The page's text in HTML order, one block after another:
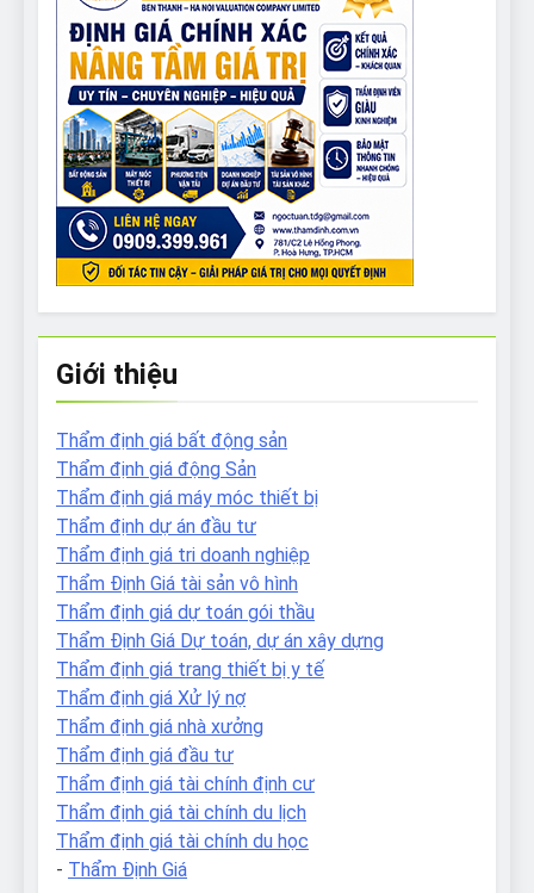
Giới thiệu
Thẩm định giá bất động sản
Thẩm định giá động Sản
Thẩm định giá máy móc thiết bị
Thẩm định dự án đầu tư
Thẩm định giá tri doanh nghiệp
Thẩm Định Giá tài sản vô hình
Thẩm định giá dự toán gói thầu
Thẩm Định Giá Dự toán, dự án xây dựng
Thẩm định giá trang thiết bị y tế
Thẩm định giá Xử lý nợ
Thẩm định giá nhà xưởng
Thẩm định giá đầu tư
Thẩm định giá tài chính định cư
Thẩm định giá tài chính du lịch
Thẩm định giá tài chính du học
- Thẩm Định Giá